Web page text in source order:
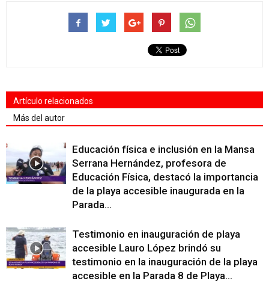
Artículo relacionados
Más del autor
Educación física e inclusión en la Mansa
Serrana Hernández, profesora de
Educación Física, destacó la importancia
de la playa accesible inaugurada en la
Parada...
Testimonio en inauguración de playa
accesible Lauro López brindó su
testimonio en la inauguración de la playa
accesible en la Parada 8 de Playa...